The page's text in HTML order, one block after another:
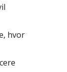
hvor